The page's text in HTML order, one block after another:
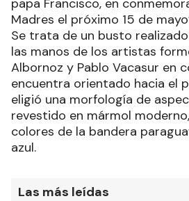
Madres el próximo 15 de
Se trata de un busto
las manos de los artistas
Albornoz y Pablo Vacasur en
encuentra orientado hacia el
eligió una morfología de
revestido en mármol
colores de la bandera
azul.
Las más leídas